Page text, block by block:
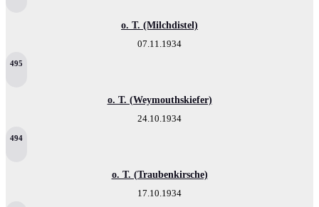
o. T. (Milchdistel)
07.11.1934
495
o. T. (Weymouthskiefer)
24.10.1934
494
o. T. (Traubenkirsche)
17.10.1934